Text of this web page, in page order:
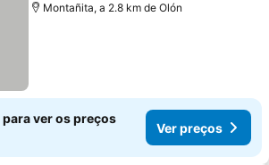
Montañita, a 2.8 km de Olón
ver os preços
Ver preços